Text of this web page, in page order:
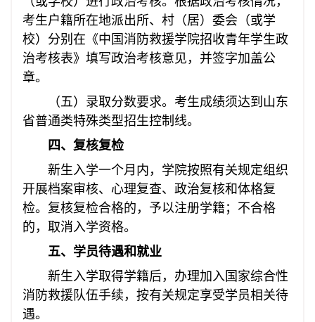
考生户籍所在地派出所、村（居）委会（或学
校）分别在《中国消防救援学院招收青年学生政
治考核表》填写政治考核意见，并签字加盖公
章。
（五）录取分数要求。考生成绩须达到山东
省普通类特殊类型招生控制线。
四、复核复检
新生入学一个月内，学院按照有关规定组织
开展档案审核、心理复查、政治复核和体格复
检。复核复检合格的，予以注册学籍；不合格
的，取消入学资格。
五、学员待遇和就业
新生入学取得学籍后，办理加入国家综合性
消防救援队伍手续，按有关规定享受学员相关待
遇。